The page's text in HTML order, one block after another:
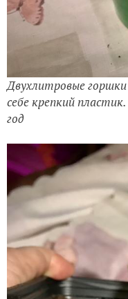
Двухлитровые горшки
себе крепкий
год